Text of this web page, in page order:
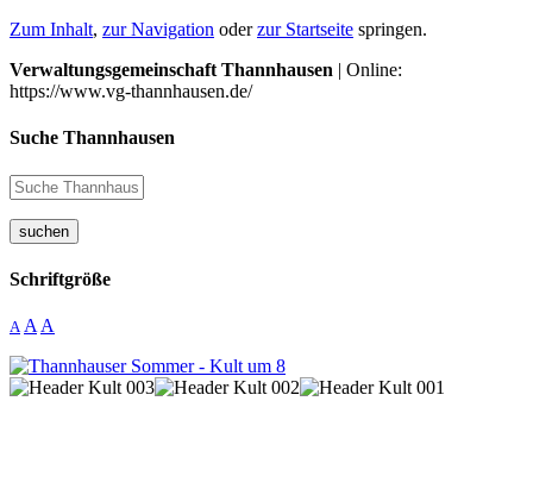
Zum Inhalt, zur Navigation oderzur Startseite springen.
Verwaltungsgemeinschaft Thannhausen | Online:
https://www.vg-thannhausen.de/
Suche Thannhausen
suchen
Schriftgröße
A A A